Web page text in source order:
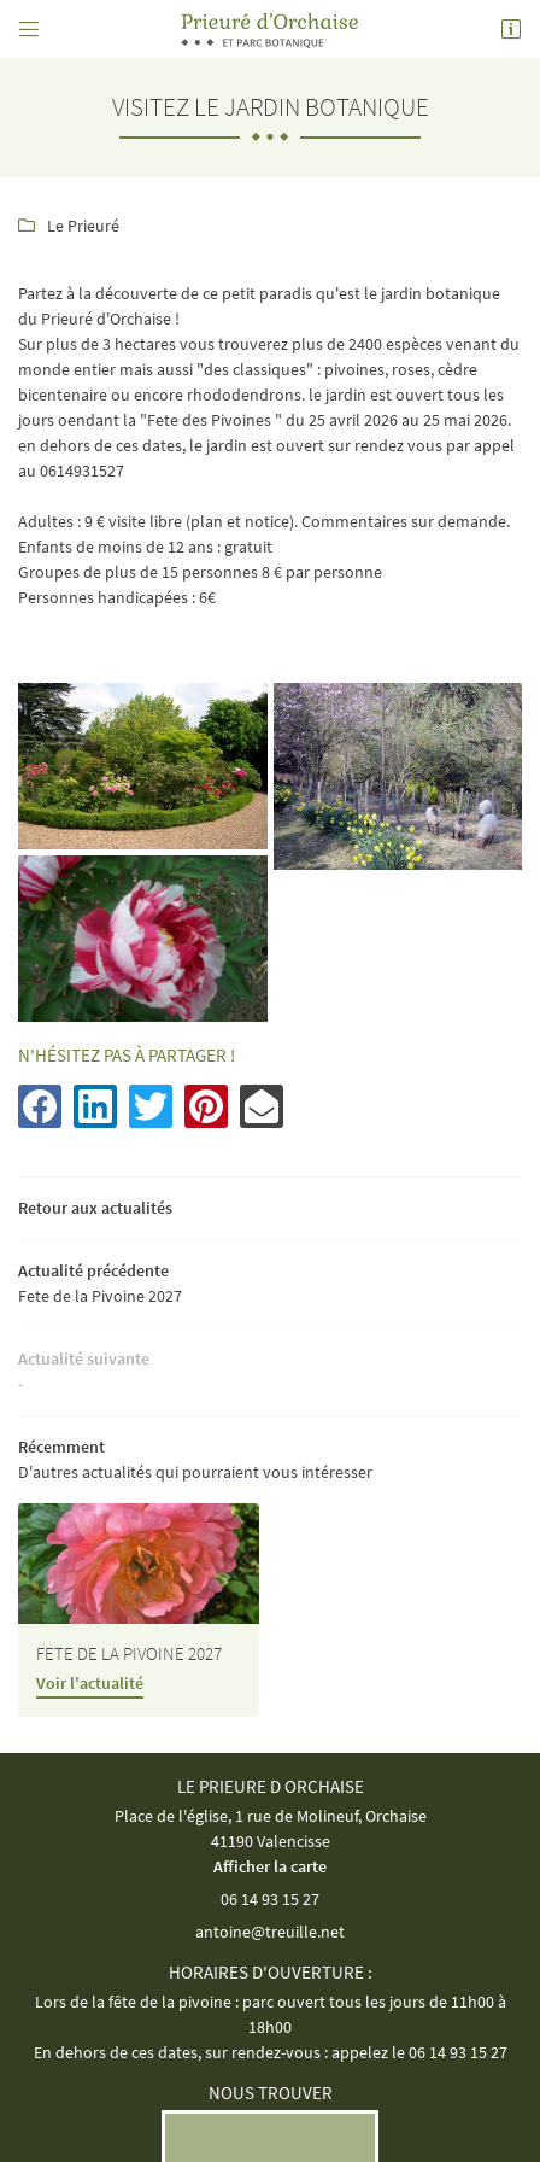

LANGUE
d'hôtes
et Activités
Photos
Actualités

Place de l'église, 1 rue de Molineuf, Orchaise
06 14 93 15 27
 Adresse email de réception
 Code Captcha
En cochant cette case, vous consentez à recevoir nos propositions commerciales à l'adresse
email indiqué ci-dessus. Vous pouvez vous désinscrire à tout moment en utilisant
formulaire de désinscription
VISITEZ LE JARDIN BOTANIQUE
 Le Prieuré
Partez à la découverte de ce petit paradis qu'est le jardin botanique
du Prieuré d'Orchaise !
Sur plus de 3 hectares vous trouverez plus de 2400 espèces venant du
monde entier mais aussi "des classiques" : pivoines, roses, cèdre
bicentenaire ou encore rhododendrons. le jardin est ouvert tous les
jours oendant la "Fete des Pivoines " du 25 avril 2026 au 25 mai 2026.
en dehors de ces dates, le jardin est ouvert sur rendez vous par appel
au 0614931527
Adultes : 9 € visite libre (plan et notice). Commentaires sur demande.
Enfants de moins de 12 ans : gratuit
Groupes de plus de 15 personnes 8 € par personne
Personnes handicapées : 6€
N'HÉSITEZ PAS À PARTAGER !
Retour aux actualités
Actualité précédente
Fete de la Pivoine 2027
Actualité suivante
-
Récemment
D'autres actualités qui pourraient vous intéresser
FETE DE LA PIVOINE 2027
Voir l'actualité
LE PRIEURE D ORCHAISE
Place de l'église, 1 rue de Molineuf, Orchaise
41190 Valencisse
Afficher la carte
06 14 93 15 27
HORAIRES D'OUVERTURE :
Lors de la fête de la pivoine : parc ouvert tous les jours de 11h00 à
18h00
En dehors de ces dates, sur rendez-vous : appelez le 06 14 93 15 27
NOUS TROUVER